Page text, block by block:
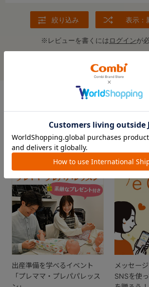
絞り込み 表示：
※レビューを書くにはログインが
この商品の全て
FEATURE
出産準備を学べるイベント
「プレママ・プレパパレッス
メッセー
SNSを使